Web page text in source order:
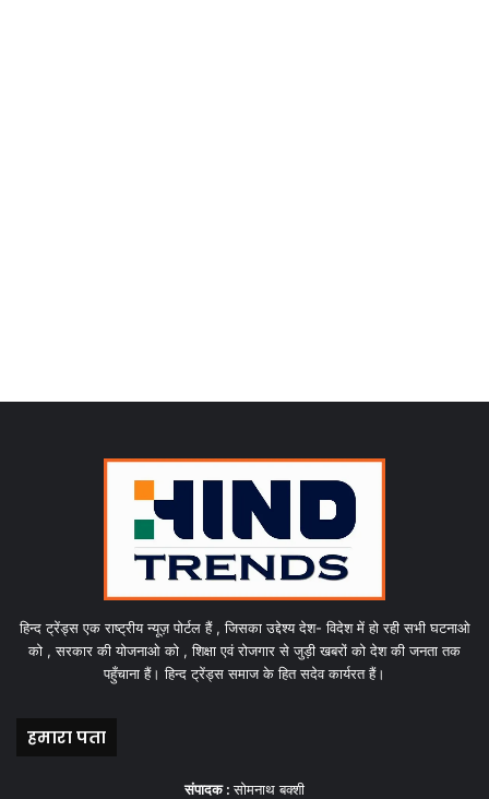
हिन्द ट्रेंड्स एक राष्ट्रीय न्यूज़ पोर्टल हैं , जिसका उद्देश्य देश- विदेश में हो रही सभी घटनाओ
को , सरकार की योजनाओ को , शिक्षा एवं रोजगार से जुड़ी खबरों को देश की जनता तक
पहुँचाना हैं। हिन्द ट्रेंड्स समाज के हित सदेव कार्यरत हैं।
हमारा पता
संपादक :सोमनाथ बक्शी